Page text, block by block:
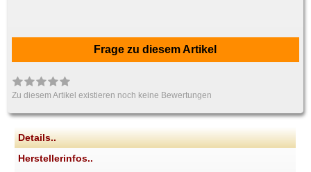
Frage zu diesem Artikel
Zu diesem Artikel existieren noch keine Bewertungen
Details..
Herstellerinfos..